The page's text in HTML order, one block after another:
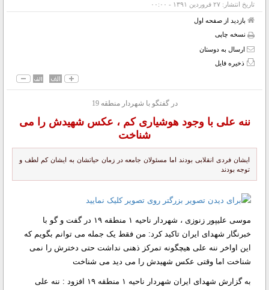
تاریخ انتشار: ۲۷ فروردين ۱۳۹۱ - ۰۰:۰۰
بازدید از صفحه اول
نسخه چاپی
ارسال به دوستان
ذخیره فایل
در گفتگو با شهردار منطقه 19
ننه علی با وجود هوشیاری کم ، عکس شهیدش را می
شناخت
ایشان فردی انقلابی بودند اما مسئولان جامعه در زمان حیاتشان به ایشان کم لطف و
توجه بودند
موسی علیپور زنوزی ، شهردار ناحیه ۱ منطقه ۱۹ در گفت و گو با
خبرنگار شهدای ایران تاکید کرد: من فقط یک جمله می توانم بگویم که
این اواخر ننه علی هیچگونه تمرکز ذهنی نداشت حتی دخترش را نمی
شناخت اما وقتی عکس شهیدش را می دید می شناخت